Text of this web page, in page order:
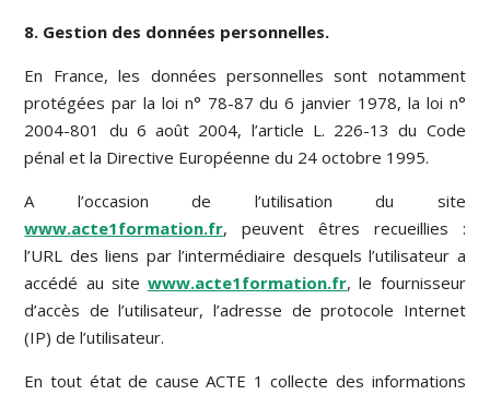
8. Gestion des données personnelles.
En France, les données personnelles sont notamment
protégées par la loi n° 78-87 du 6 janvier 1978, la loi n°
2004-801 du 6 août 2004, l’article L. 226-13 du Code
pénal et la Directive Européenne du 24 octobre 1995.
A l’occasion de l’utilisation du site
www.acte1formation.fr, peuvent êtres recueillies :
l’URL des liens par l’intermédiaire desquels l’utilisateur a
accédé au sitewww.acte1formation.fr, le fournisseur
d’accès de l’utilisateur, l’adresse de protocole Internet
(IP) de l’utilisateur.
En tout état de cause ACTE 1 collecte des informations